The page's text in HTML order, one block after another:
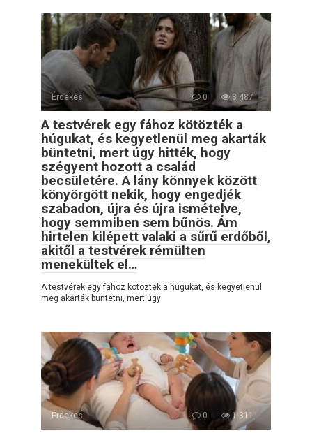
Érdekes 0 3 487
A testvérek egy fához kötözték a
húgukat, és kegyetlenül meg akarták
büntetni, mert úgy hitték, hogy
szégyent hozott a család
becsületére. A lány könnyek között
könyörgött nekik, hogy engedjék
szabadon, újra és újra ismételve,
hogy semmiben sem bűnös. Ám
hirtelen kilépett valaki a sűrű erdőből,
akitől a testvérek rémülten
menekültek el…
A testvérek egy fához kötözték a húgukat, és kegyetlenül
meg akarták büntetni, mert úgy
Érdekes 0 1 311